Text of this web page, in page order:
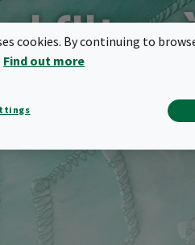
filtre
cookies. By continuing to
Find out more